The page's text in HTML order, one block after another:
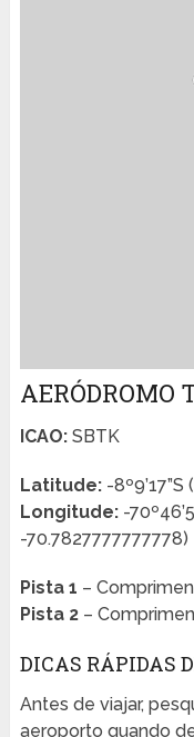
AERÓDROMO
ICAO:SBTK
Latitude:-8º9’17”S
Longitude:-
-70.7827777777778)
Pista 1 –
Pista 2–
DICAS RÁPIDAS
Antes de viajar,
aeroporto quando